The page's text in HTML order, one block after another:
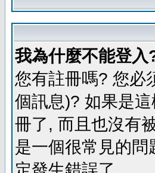
我為什麼不能登入
您有註冊嗎? 您必
個訊息)? 如果是
冊了, 而且也沒有
是一個很常見的